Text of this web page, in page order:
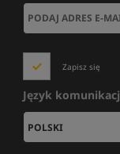
Zapisz się
Język